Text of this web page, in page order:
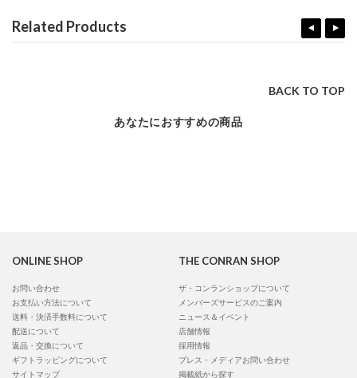
Related Products
BACK TO TOP
あなたにおすすめの商品
ONLINE SHOP
お問い合わせ
お支払い方法について
送料・決済手数料について
配送について
返品・交換について
ギフトラッピングについて
サイトマップ
THE CONRAN SHOP
ザ・コンランショップについて
メンバーズサービスのご案内
ニュース＆イベント
店舗情報
採用情報
プレス・メディアお問い合わせ
掲載紙から探す